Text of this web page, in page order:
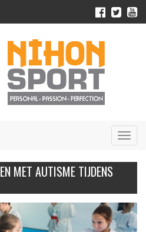
MET AUTISME TIJDENS